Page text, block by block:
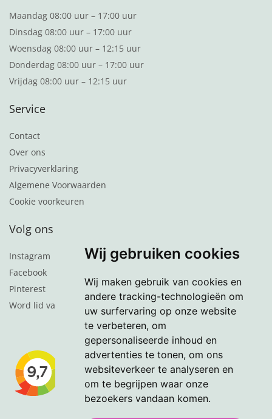
Wij gebruiken cookies
Wij maken gebruik van cookies en
andere tracking-technologieën om
uw surfervaring op onze website
te verbeteren, om
gepersonaliseerde inhoud en
advertenties te tonen, om ons
websiteverkeer te analyseren en
om te begrijpen waar onze
bezoekers vandaan komen.
Maandag 08:00 uur – 17:00 uur
Dinsdag 08:00 uur – 17:00 uur
Woensdag 08:00 uur – 12:15 uur
Donderdag 08:00 uur – 17:00 uur
Vrijdag 08:00 uur – 12:15 uur
Service
Contact
Over ons
Privacyverklaring
Algemene Voorwaarden
Cookie voorkeuren
Volg ons
Instagram
Facebook
Pinterest
Word lid van de nieuwsbrief